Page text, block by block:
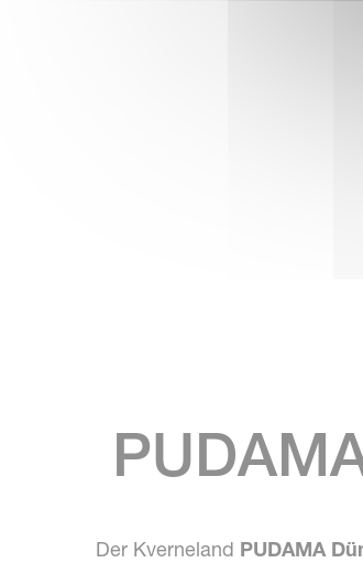
Der Kverneland PUDAMA